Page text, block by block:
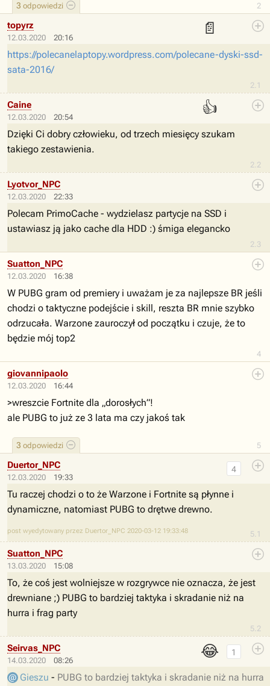
2
3 odpowiedzi
12.03.2020 20:16
📄
2.1
topyrz
https://polecanelaptopy.wordpress.com/polecane-dyski-ssd-
sata-2016/
12.03.2020 20:54
👍
2.2
Caine
Dzięki Ci dobry człowieku, od trzech miesięcy szukam
takiego zestawienia.
12.03.2020 22:33
2.3
Lyotvor_NPC
Polecam PrimoCache - wydzielasz partycje na SSD i
ustawiasz ją jako cache dla HDD :) śmiga elegancko
12.03.2020 16:38
4
Suatton_NPC
W PUBG gram od premiery i uważam je za najlepsze BR jeśli
chodzi o taktyczne podejście i skill, reszta BR mnie szybko
odrzucała. Warzone zauroczył od początku i czuje, że to
będzie mój top2
12.03.2020 16:44
5
3 odpowiedzi
giovannipaolo
>wreszcie Fortnite dla „dorosłych”!
ale PUBG to już ze 3 lata ma czy jakoś tak
12.03.2020 19:33
5.1
4
Duertor_NPC
Tu raczej chodzi o to że Warzone i Fortnite są płynne i
dynamiczne, natomiast PUBG to drętwe drewno.
post wyedytowany przez Duertor_NPC 2020-03-12 19:33:48
13.03.2020 15:08
5.2
Suatton_NPC
To, że coś jest wolniejsze w rozgrywce nie oznacza, że jest
drewniane ;) PUBG to bardziej taktyka i skradanie niż na
hurra i frag party
14.03.2020 08:26
😂 1
Seirvas_NPC
Gieszu - PUBG to bardziej taktyka i skradanie niż na hurra